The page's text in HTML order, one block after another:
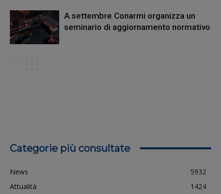
A settembre Conarmi organizza un
seminario di aggiornamento normativo
Categorie più consultate
News
5932
Attualità
1424